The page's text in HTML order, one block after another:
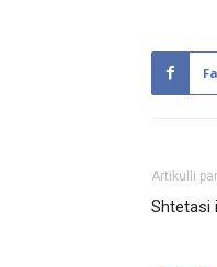
Artikulli
Shtetasi